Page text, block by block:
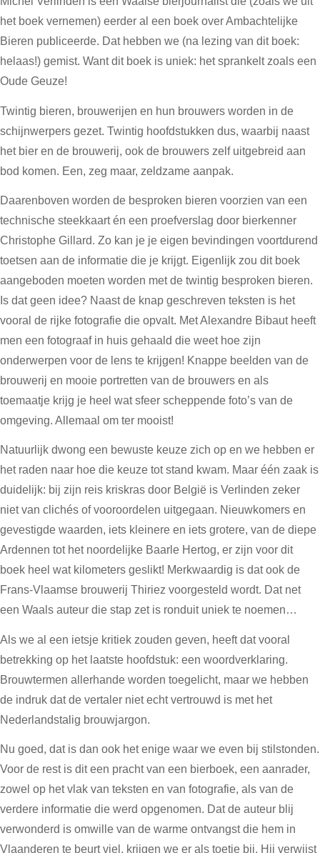
het boek vernemen) eerder al een boek over Ambachtelijke
Bieren publiceerde. Dat hebben we (na lezing van dit boek:
helaas!) gemist. Want dit boek is uniek: het sprankelt zoals een
Oude Geuze!
Twintig bieren, brouwerijen en hun brouwers worden in de
schijnwerpers gezet. Twintig hoofdstukken dus, waarbij naast
het bier en de brouwerij, ook de brouwers zelf uitgebreid aan
bod komen. Een, zeg maar, zeldzame aanpak.
Daarenboven worden de besproken bieren voorzien van een
technische steekkaart én een proefverslag door bierkenner
Christophe Gillard. Zo kan je je eigen bevindingen voortdurend
toetsen aan de informatie die je krijgt. Eigenlijk zou dit boek
aangeboden moeten worden met de twintig besproken bieren.
Is dat geen idee? Naast de knap geschreven teksten is het
vooral de rijke fotografie die opvalt. Met Alexandre Bibaut heeft
men een fotograaf in huis gehaald die weet hoe zijn
onderwerpen voor de lens te krijgen! Knappe beelden van de
brouwerij en mooie portretten van de brouwers en als
toemaatje krijg je heel wat sfeer scheppende foto’s van de
omgeving. Allemaal om ter mooist!
Natuurlijk dwong een bewuste keuze zich op en we hebben er
het raden naar hoe die keuze tot stand kwam. Maar één zaak is
duidelijk: bij zijn reis kriskras door België is Verlinden zeker
niet van clichés of vooroordelen uitgegaan. Nieuwkomers en
gevestigde waarden, iets kleinere en iets grotere, van de diepe
Ardennen tot het noordelijke Baarle Hertog, er zijn voor dit
boek heel wat kilometers geslikt! Merkwaardig is dat ook de
Frans-Vlaamse brouwerij Thiriez voorgesteld wordt. Dat net
een Waals auteur die stap zet is ronduit uniek te noemen…
Als we al een ietsje kritiek zouden geven, heeft dat vooral
betrekking op het laatste hoofdstuk: een woordverklaring.
Brouwtermen allerhande worden toegelicht, maar we hebben
de indruk dat de vertaler niet echt vertrouwd is met het
Nederlandstalig brouwjargon.
Nu goed, dat is dan ook het enige waar we even bij stilstonden.
Voor de rest is dit een pracht van een bierboek, een aanrader,
zowel op het vlak van teksten en van fotografie, als van de
verdere informatie die werd opgenomen. Dat de auteur blij
verwonderd is omwille van de warme ontvangst die hem in
Vlaanderen te beurt viel, krijgen we er als toetje bij. Hij verwijst